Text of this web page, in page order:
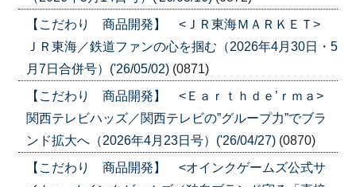
【こだわり 商品開発】 <ＪＲ東海ＭＡＲＫＥＴ>
ＪＲ東海／鉄道ファンの心を掴む（2026年4月30日・5
月7日合併号）('26/05/02) (0871)
【こだわり 商品開発】 <Ｅａｒｔｈｄｅ’ｒｍａ>
関西テレビハッズ／関西テレビの”グループ力”でブラ
ンド拡大へ（2026年4月23日号）('26/04/27) (0870)
【こだわり 商品開発】 <オインクゲームズ公式サ